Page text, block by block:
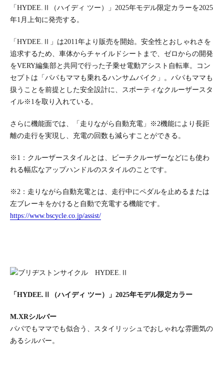
「HYDEE.Ⅱ（ハイディ ツー）」2025年モデル限定カラーを2025
年1月上旬に発売する。
「HYDEE.Ⅱ」は2011年より販売を開始。安全性とおしゃれさを
追求するため、車体からチャイルドシートまで、ゼロからの開発
をVERY編集部と共同で行った子乗せ電動アシスト自転車。コン
セプトは「パパもママも乗れるハンサムバイク」。パパもママも
扱うことを前提とした安全設計に、スポーティなクルーザースタ
イル※1を取り入れている。
さらに機能面では、「走りながら自動充電」※2機能により長距
離の走行を実現し、充電の回数も減らすことができる。
※1：クルーザースタイルとは、ビーチクルーザーなどにも使わ
れる幅広なアップハンドルのスタイルのことです。
※2：走りながら自動充電とは、走行中にペダルを止めるまたは
左ブレーキをかけると自動で充電する機能です。
https://www.bscycle.co.jp/assist/
「HYDEE.Ⅱ（ハイディ ツー）」2025年モデル限定カラー
M.XRシルバー
パパでもママでも似合う、スタイリッシュでおしゃれな雰囲気の
あるシルバー。